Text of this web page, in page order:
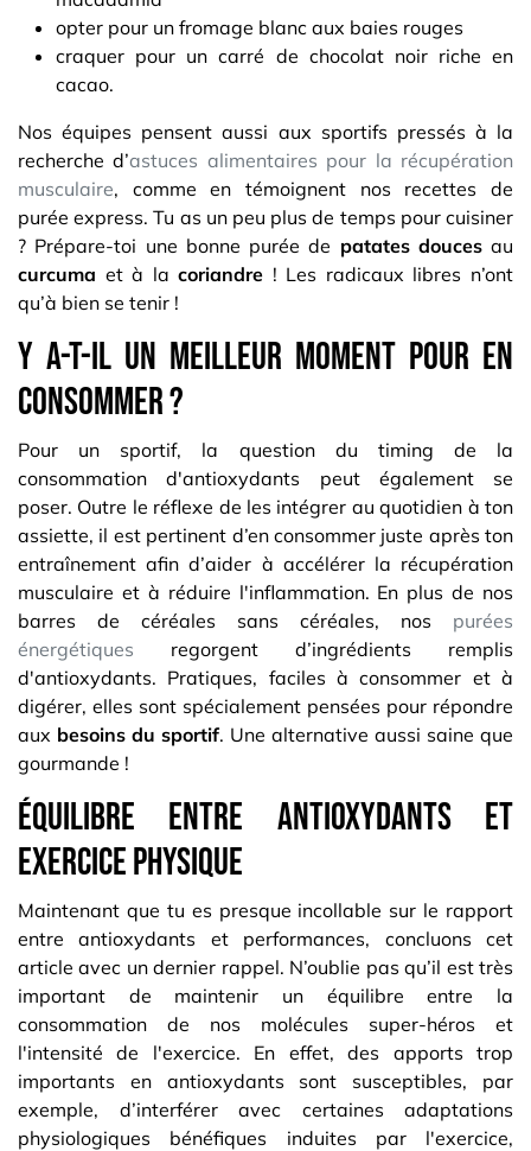
opter pour un fromage blanc aux baies rouges
craquer pour un carré de chocolat noir riche en
cacao.
Nos équipes pensent aussi aux sportifs pressés à la
recherche d’astuces alimentaires pour la récupération
musculaire, comme en témoignent nos recettes de
purée express. Tu as un peu plus de temps pour cuisiner
? Prépare-toi une bonne purée de patates doucesau
curcuma et à lacoriandre ! Les radicaux libres n’ont
qu’à bien se tenir !
Y a-t-il un meilleur moment pour en
consommer ?
Pour un sportif, la question du timing de la
consommation d'antioxydants peut également se
poser. Outre le réflexe de les intégrer au quotidien à ton
assiette, il est pertinent d’en consommer juste après ton
entraînement afin d’aider à accélérer la récupération
musculaire et à réduire l'inflammation. En plus de nos
barres de céréales sans céréales, nos purées
énergétiques regorgent d’ingrédients remplis
d'antioxydants. Pratiques, faciles à consommer et à
digérer, elles sont spécialement pensées pour répondre
aux besoins du sportif. Une alternative aussi saine que
gourmande !
Équilibre entre antioxydants et
exercice physique
Maintenant que tu es presque incollable sur le rapport
entre antioxydants et performances, concluons cet
article avec un dernier rappel. N’oublie pas qu’il est très
important de maintenir un équilibre entre la
consommation de nos molécules super-héros et
l'intensité de l'exercice. En effet, des apports trop
importants en antioxydants sont susceptibles, par
exemple, d’interférer avec certaines adaptations
physiologiques bénéfiques induites par l'exercice,